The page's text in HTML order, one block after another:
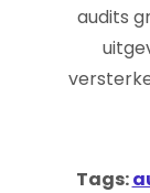
audits
Tags: